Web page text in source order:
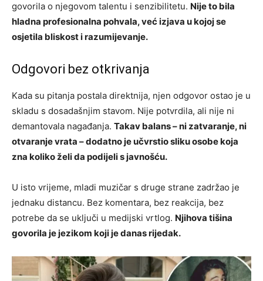
govorila o njegovom talentu i senzibilitetu. Nije to bila
hladna profesionalna pohvala, već izjava u kojoj se
osjetila bliskost i razumijevanje.
Odgovori bez otkrivanja
Kada su pitanja postala direktnija, njen odgovor ostao je u
skladu s dosadašnjim stavom. Nije potvrdila, ali nije ni
demantovala nagađanja. Takav balans – ni zatvaranje, ni
otvaranje vrata – dodatno je učvrstio sliku osobe koja
zna koliko želi da podijeli s javnošću.
U isto vrijeme, mladi muzičar s druge strane zadržao je
jednaku distancu. Bez komentara, bez reakcija, bez
potrebe da se uključi u medijski vrtlog. Njihova tišina
govorila je jezikom koji je danas rijedak.